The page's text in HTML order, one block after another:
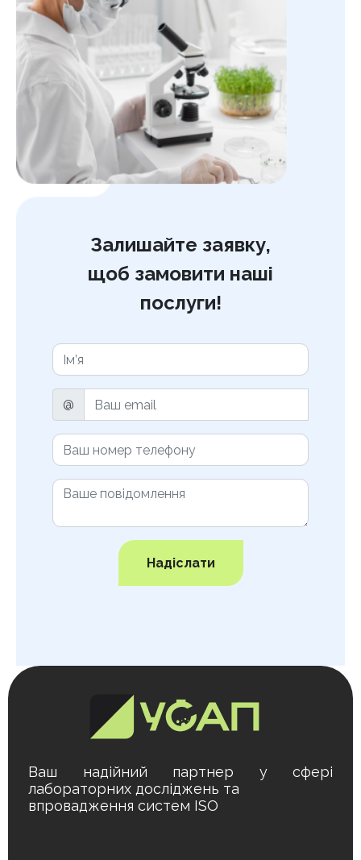
Залишайте заявку,
щоб замовити наші
послуги!
@
Надіслати
Ваш надійний партнер у сфері
лабораторних досліджень та
впровадження систем ISO